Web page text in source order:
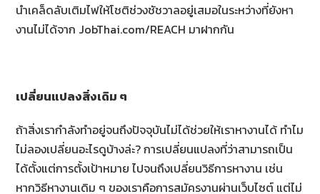
นำเคล็ดลับเติมไฟให้โชติช่วงชัชวาลอยู่เสมอในระหว่างที่ยังหา
งานไม่ได้จาก JobThai.com/REACH มาฝากกัน
เปลี่ยนแปลงสิ่งเดิม ๆ
ถ้าสิ่งเรากำลังทำอยู่จนถึงปัจจุบันไม่ได้ช่วยให้เราหางานได้ ทำไม
ไม่ลองเปลี่ยนอะไรดูบ้างล่ะ? การเปลี่ยนแปลงที่ว่าสามารถเป็น
ได้ตั้งแต่การตั้งเป้าหมาย ไปจนถึงเปลี่ยนวิธีการหางาน เช่น
หากวิธีหางานเดิม ๆ ของเราคือการสมัครงานผ่านเว็บไซต์ แต่ไม่